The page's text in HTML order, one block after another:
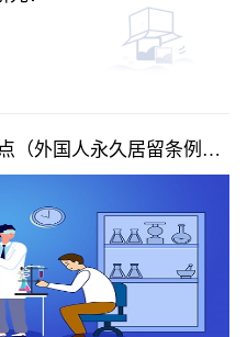
（外国人永久居留条例投